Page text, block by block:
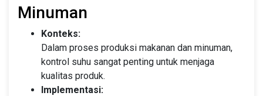
Minuman
Konteks:
Dalam proses produksi makanan dan minuman,
kontrol suhu sangat penting untuk menjaga
kualitas produk.
Implementasi: